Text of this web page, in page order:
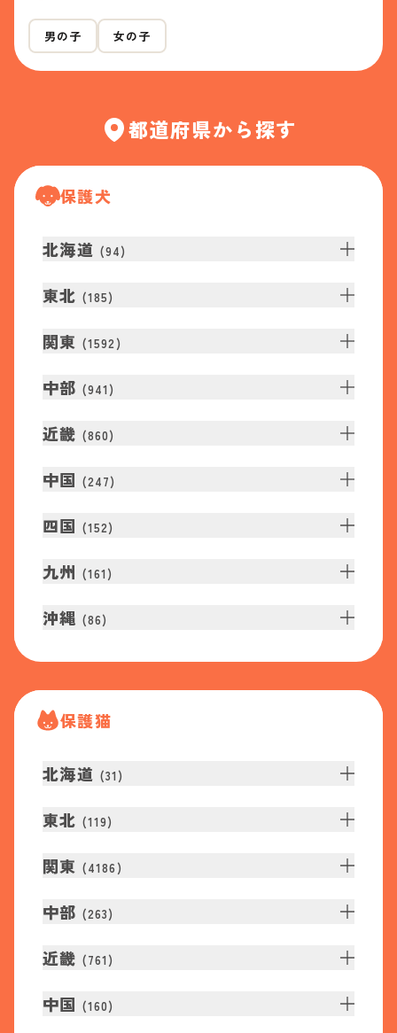
男の子 女の子
都道府県から探す
保護犬
北海道 (94)
東北 (185)
関東 (1592 )
中部 (941 )
近畿 (860)
中国 (247)
四国 (152)
九州 (161 )
沖縄 (86)
保護猫
北海道 (31 )
東北 (119)
関東 (4186 )
中部 (263)
近畿 (761 )
中国 (160)